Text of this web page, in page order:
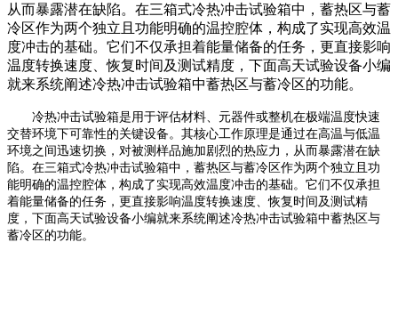
从而暴露潜在缺陷。在三箱式冷热冲击试验箱中，蓄热区与蓄
冷区作为两个独立且功能明确的温控腔体，构成了实现高效温
度冲击的基础。它们不仅承担着能量储备的任务，更直接影响
温度转换速度、恢复时间及测试精度，下面高天试验设备小编
就来系统阐述冷热冲击试验箱中蓄热区与蓄冷区的功能。
冷热冲击试验箱是用于评估材料、元器件或整机在极端温度快速
交替环境下可靠性的关键设备。其核心工作原理是通过在高温与低温
环境之间迅速切换，对被测样品施加剧烈的热应力，从而暴露潜在缺
陷。在三箱式冷热冲击试验箱中，蓄热区与蓄冷区作为两个独立且功
能明确的温控腔体，构成了实现高效温度冲击的基础。它们不仅承担
着能量储备的任务，更直接影响温度转换速度、恢复时间及测试精
度，下面高天试验设备小编就来系统阐述冷热冲击试验箱中蓄热区与
蓄冷区的功能。